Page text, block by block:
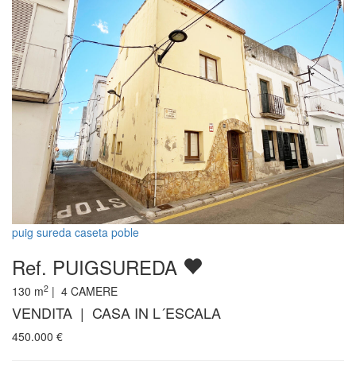
puig sureda caseta poble
Ref. PUIGSUREDA
130 m2 | 4 CAMERE
VENDITA | CASA IN L´ESCALA
450.000 €